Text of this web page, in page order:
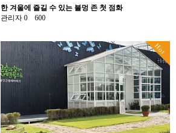
한 겨울에 즐길 수 있는 불멍 존 첫 점화
관리자 0 600
Hot